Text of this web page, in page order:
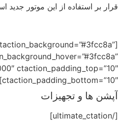
قرار بر استفاده از این موتور جدید
ctaction_padding_top=”10″
ctaction_padding_bottom=”10″]
آپشن ها و تجهیزات
[/ultimate_ctation]